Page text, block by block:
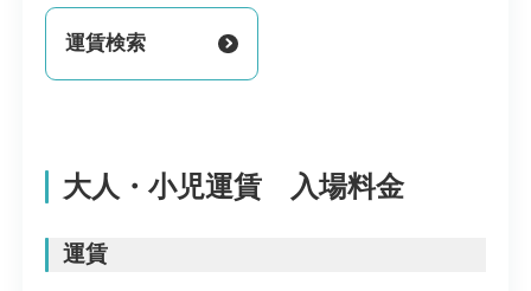
運賃検索
大人・小児運賃 入場料金
運賃